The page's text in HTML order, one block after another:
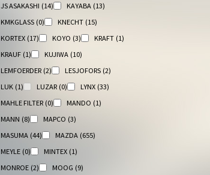
JS ASAKASHI (14) KAYABA (13)
KMKGLASS (0) KNECHT (15)
KORTEX (17) KOYO (3) KRAFT (1)
KRAUF (1) KUJIWA (10)
LEMFOERDER (2) LESJOFORS (2)
LUK (1) LUZAR (0) LYNX (33)
MAHLE FILTER (0) MANDO (1)
MANN (8) MAPCO (3)
MASUMA (44) MAZDA (655)
MEYLE (0) MINTEX (1)
MONROE (2) MOOG (9)